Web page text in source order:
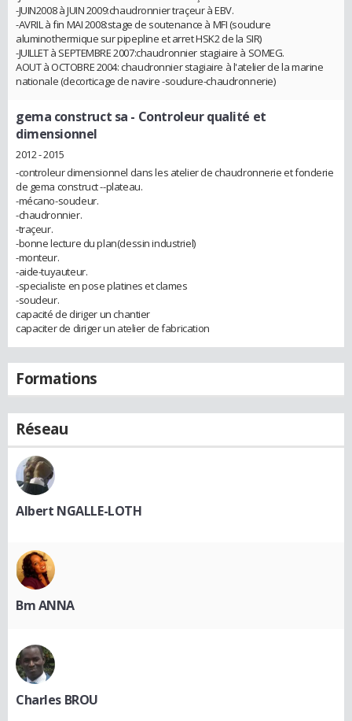
-JUIN2008 à JUIN 2009:chaudronnier traçeur à EBV.
-AVRIL à fin MAI 2008:stage de soutenance à MFI (soudure
aluminothermique sur pipepline et arret HSK2 de la SIR)
-JUILLET à SEPTEMBRE 2007:chaudronnier stagiaire à SOMEG.
AOUT à OCTOBRE 2004: chaudronnier stagiaire à l'atelier de la marine
nationale (decorticage de navire -soudure-chaudronnerie)
gema construct sa - Controleur qualité et
dimensionnel
2012 - 2015
-controleur dimensionnel dans les atelier de chaudronnerie et fonderie
de gema construct --plateau.
-mécano-soudeur.
-chaudronnier.
-traçeur.
-bonne lecture du plan(dessin industriel)
-monteur.
-aide-tuyauteur.
-specialiste en pose platines et clames
-soudeur.
capacité de diriger un chantier
capaciter de diriger un atelier de fabrication
Formations
Réseau
Albert NGALLE-LOTH
Bm ANNA
Charles BROU